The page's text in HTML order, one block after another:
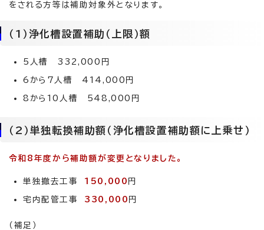
をされる方等は補助対象外となります。
（1）浄化槽設置補助（上限）額
5人槽 332,000円
6から7人槽 414,000円
8から10人槽 548,000円
（2）単独転換補助額（浄化槽設置補助額に上乗せ）
令和8年度から補助額が変更となりました。
単独撤去工事 150,000 円
宅内配管工事 330,000 円
（補足）